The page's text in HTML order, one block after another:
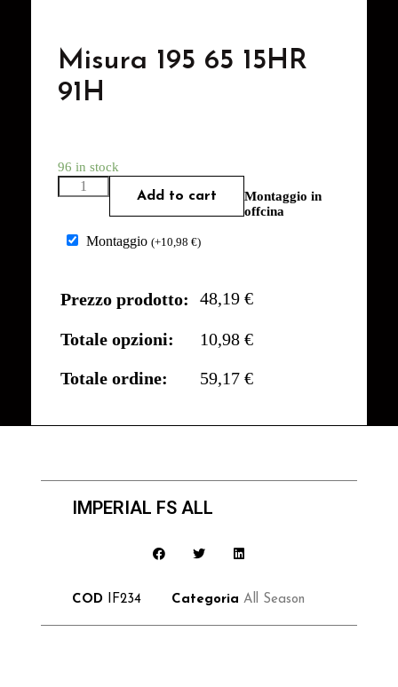
Misura 195 65 15HR
91H
96 in stock
Add to cart
Montaggio in
offcina
Montaggio (+10,98 €)
Prezzo prodotto: 48,19 €
Totale opzioni:
10,98 €
Totale ordine:
59,17 €
IMPERIAL FS ALL
COD IF234 Categoria All Season